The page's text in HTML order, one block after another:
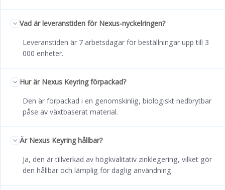
Vad är leveranstiden för Nexus-nyckelringen?
Leveranstiden är 7 arbetsdagar för beställningar upp till 3
000 enheter.
Hur är Nexus Keyring förpackad?
Den är förpackad i en genomskinlig, biologiskt nedbrytbar
påse av växtbaserat material.
Är Nexus Keyring hållbar?
Ja, den är tillverkad av högkvalitativ zinklegering, vilket gör
den hållbar och lämplig för daglig användning.